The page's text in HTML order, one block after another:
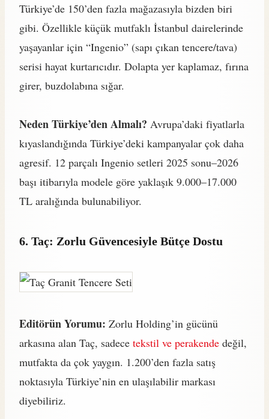
Türkiye’de 150’den fazla mağazasıyla bizden biri
gibi. Özellikle küçük mutfaklı İstanbul dairelerinde
yaşayanlar için “Ingenio” (sapı çıkan tencere/tava)
serisi hayat kurtarıcıdır. Dolapta yer kaplamaz, fırına
girer, buzdolabına sığar.
Neden Türkiye’den Almalı? Avrupa’daki fiyatlarla
kıyaslandığında Türkiye’deki kampanyalar çok daha
agresif. 12 parçalı Ingenio setleri 2025 sonu–2026
başı itibarıyla modele göre yaklaşık 9.000–17.000
TL aralığında bulunabiliyor.
6. Taç: Zorlu Güvencesiyle Bütçe Dostu
Editörün Yorumu: Zorlu Holding’in gücünü
arkasına alan Taç, sadece tekstil ve perakende değil,
mutfakta da çok yaygın. 1.200’den fazla satış
noktasıyla Türkiye’nin en ulaşılabilir markası
diyebiliriz.